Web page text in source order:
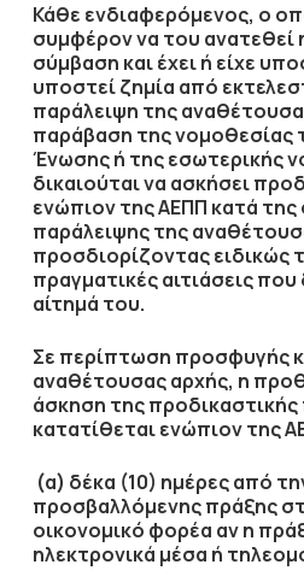
Κάθε ενδιαφερόμενος, ο
συμφέρον να του ανατεθεί
σύμβαση και έχει ή είχε
υποστεί ζημία από
παράλειψη της
παράβαση της νομοθεσίας
Ένωσης ή της εσωτερικής
δικαιούται να ασκήσει
ενώπιον της ΑΕΠΠ κατά της
παράλειψης της
προσδιορίζοντας ειδικώς
πραγματικές αιτιάσεις
αίτημά του.
Σε περίπτωση προσφυγής
αναθέτουσας αρχής, η
άσκηση της
κατατίθεται ενώπιον της
(α) δέκα (10) ημέρες από
προσβαλλόμενης πράξης
οικονομικό φορέα αν η
ηλεκτρονικά μέσα ή